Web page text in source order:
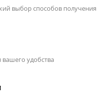
выбор способов получения
удобства